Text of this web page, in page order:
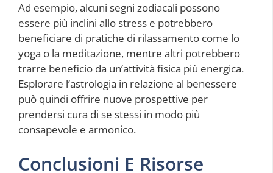
Ad esempio, alcuni segni zodiacali possono
essere più inclini allo stress e potrebbero
beneficiare di pratiche di rilassamento come lo
yoga o la meditazione, mentre altri potrebbero
trarre beneficio da un’attività fisica più energica.
Esplorare l’astrologia in relazione al benessere
può quindi offrire nuove prospettive per
prendersi cura di se stessi in modo più
consapevole e armonico.
Conclusioni E Risorse